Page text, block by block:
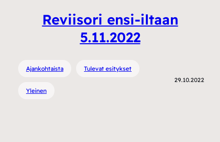
Reviisori ensi-iltaan
5.11.2022
Ajankohtaista Tulevat esitykset
Yleinen
29.10.2022